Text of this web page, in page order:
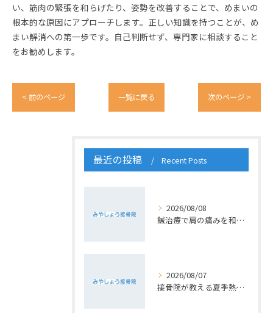
い、筋肉の緊張を和らげたり、姿勢を改善することで、めまいの
根本的な原因にアプローチします。正しい知識を持つことが、め
まい解消への第一歩です。自己判断せず、専門家に相談すること
をお勧めします。
< 前のページ 一覧に戻る 次のページ >
最近の投稿 Recent Posts
2026/08/08
鍼治療で肩の痛みを和らげる方法
2026/08/07
接骨院が教える夏季熱中症対策法